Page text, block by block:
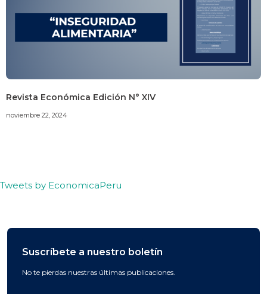
Revista Económica Edición N° XIV
noviembre 22, 2024
Tweets by EconomicaPeru
Suscríbete a nuestro boletín
No te pierdas nuestras últimas publicaciones.